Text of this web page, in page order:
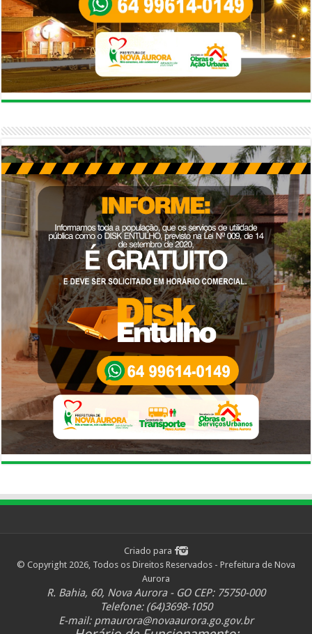
Criado para
© Copyright 2026, Todos os Direitos Reservados - Prefeitura de Nova
Aurora
R. Bahia, 60, Nova Aurora - GO CEP: 75750-000
Telefone: (64)3698-1050
E-mail: pmaurora@novaaurora.go.gov.br